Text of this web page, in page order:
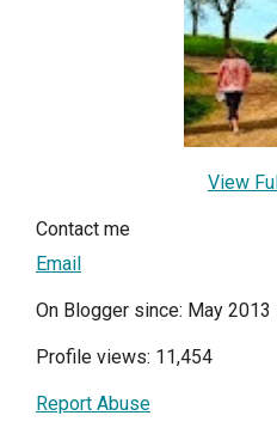
View
Contact me
Email
On Blogger since: May 2013
Profile views: 11,454
Report Abuse